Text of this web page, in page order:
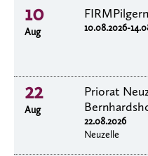
10
Aug
FIRMPilgern
10.08.2026-
22
Aug
Priorat
22.08.2026
Neuzelle